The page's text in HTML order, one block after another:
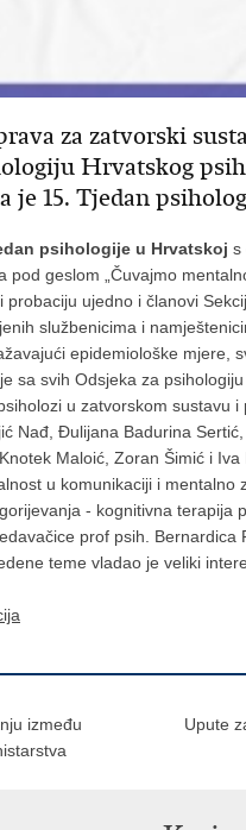
za zatvorski
Hrvatskog
je 15. Tjedan
psihologije u Hrvatskoj s
geslom „Čuvajmo
ujedno i članovi
službenicima i
epidemiološke mjere,
sa svih Odsjeka za
u zatvorskom sustavu
Nađ, Đulijana Badurina
Maloić, Zoran Šimić i
u komunikaciji i
- kognitivna terapija
prof psih.
teme vladao je veliki
između
Upute